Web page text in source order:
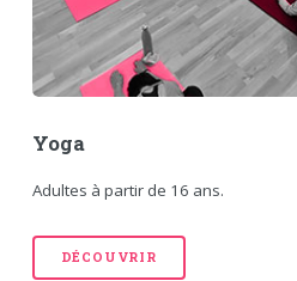
Yoga
Adultes à partir de 16 ans.
DÉCOUVRIR